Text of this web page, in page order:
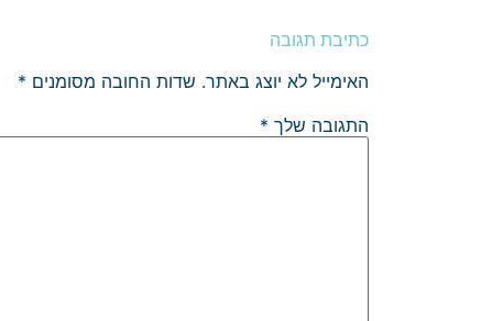
כתיבת תגובה
האימייל לא יוצג באתר. שדות החובה מסומנים *
התגובה שלך *